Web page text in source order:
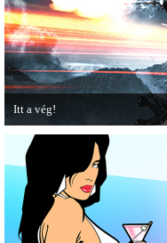
Itt a vég!
Hamarosan minden infó